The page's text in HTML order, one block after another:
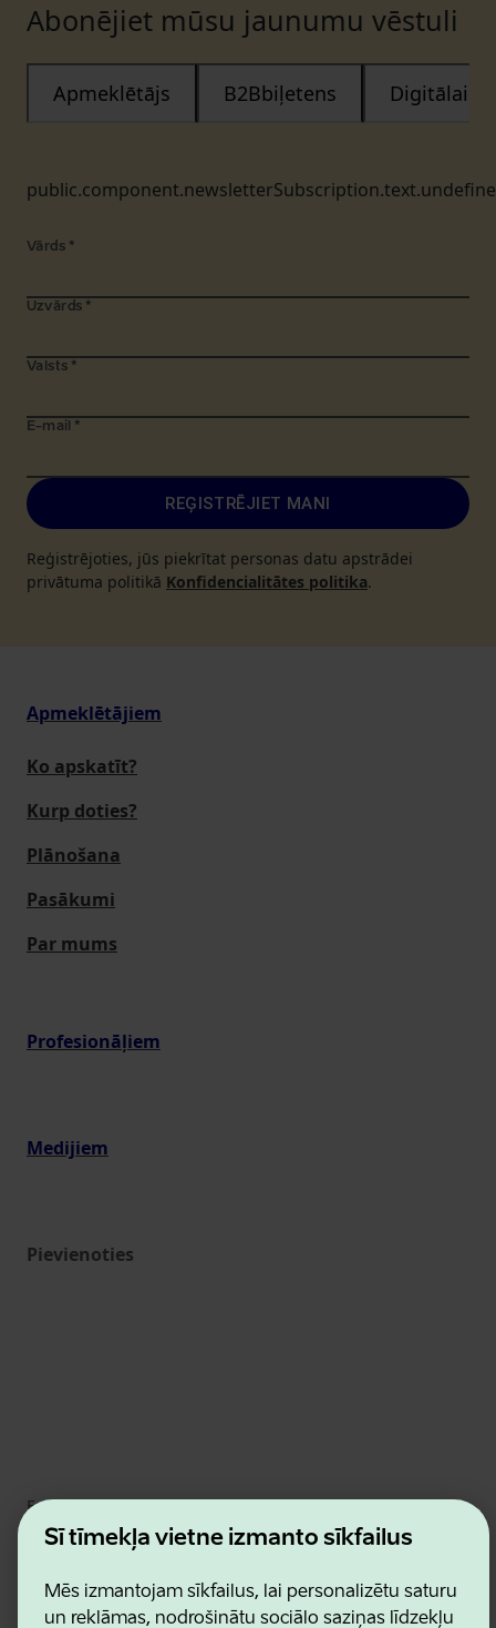
Šī tīmekļa vietne izmanto sīkfailus
Mēs izmantojam sīkfailus, lai personalizētu saturu
un reklāmas, nodrošinātu sociālo saziņas līdzekļu
Abonējiet mūsu jaunumu vēstuli
Apmeklētājs B2Bbiļetens Digitālais
Vārds *
Uzvārds *
Valsts *
E-mail *
REĢISTRĒJIET MANI
Reģistrējoties, jūs piekrītat personas datu apstrādei
privātuma politikā Konfidencialitātes politika.
Apmeklētājiem
Ko apskatīt?
Kurp doties?
Plānošana
Pasākumi
Par mums
Profesionāļiem
Medijiem
Pievienoties
Estonian Business and Innovation Agency
Kontakti
Sadarbības partneri
Sīkdatņu un konfidencialitātes politika